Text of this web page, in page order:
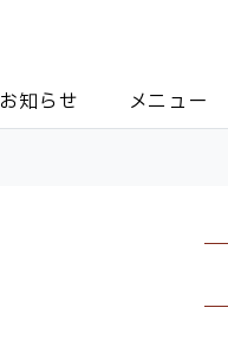
お知らせ メニュー